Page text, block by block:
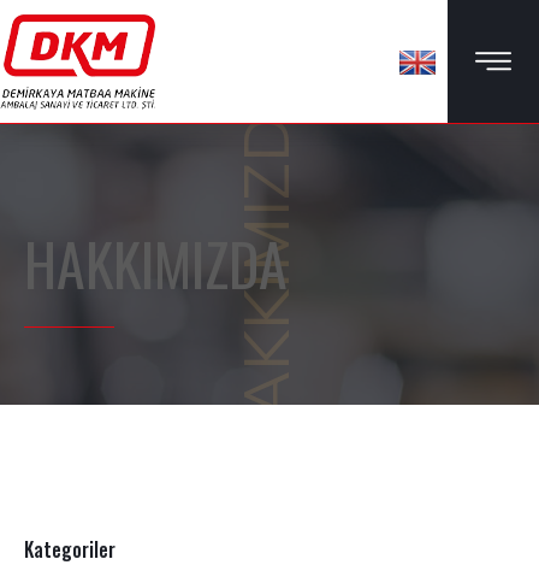
HAKKIMIZDA
HAKKIMIZDA
Kategoriler